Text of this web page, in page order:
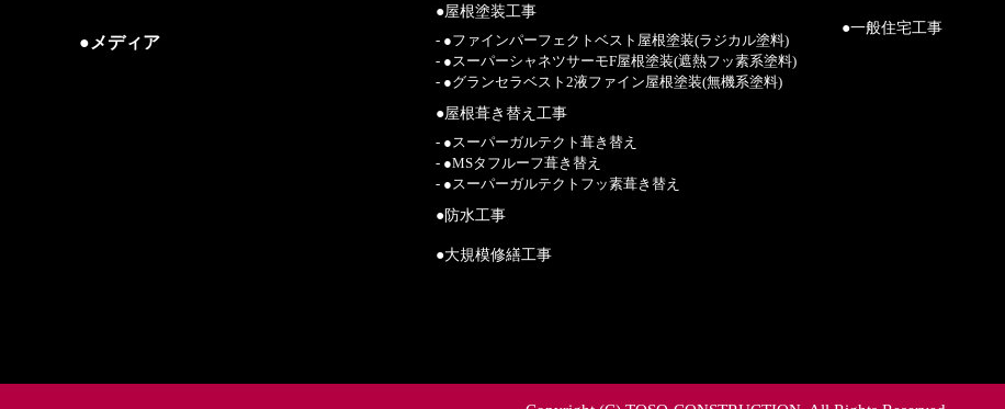
●メディア
●屋根塗装工事
- ●ファインパーフェクトベスト屋根塗装(ラジカル塗料)
- ●スーパーシャネツサーモF屋根塗装(遮熱フッ素系塗料)
- ●グランセラベスト2液ファイン屋根塗装(無機系塗料)
●屋根葺き替え工事
- ●スーパーガルテクト葺き替え
- ●MSタフルーフ葺き替え
- ●スーパーガルテクトフッ素葺き替え
●防水工事
●大規模修繕工事
●一般住宅工事